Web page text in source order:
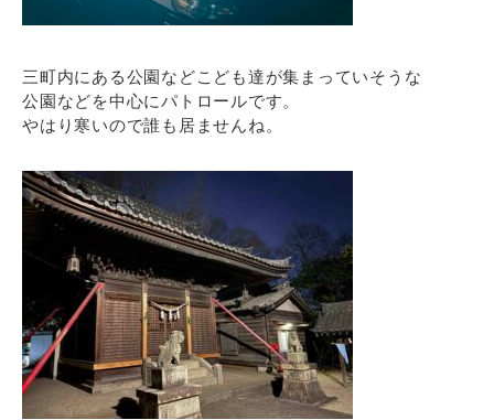
三町内にある公園などこども達が集まっていそうな
公園などを中心にパトロールです。
やはり寒いので誰も居ませんね。